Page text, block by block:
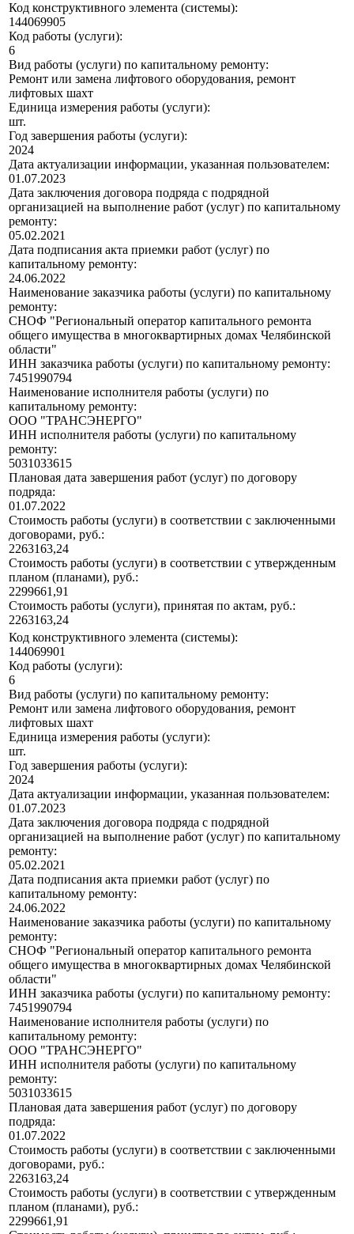
Код конструктивного элемента (системы):
144069905
Код работы (услуги):
6
Вид работы (услуги) по капитальному ремонту:
Ремонт или замена лифтового оборудования, ремонт
лифтовых шахт
Единица измерения работы (услуги):
шт.
Год завершения работы (услуги):
2024
Дата актуализации информации, указанная пользователем:
01.07.2023
Дата заключения договора подряда с подрядной
организацией на выполнение работ (услуг) по капитальному
ремонту:
05.02.2021
Дата подписания акта приемки работ (услуг) по
капитальному ремонту:
24.06.2022
Наименование заказчика работы (услуги) по капитальному
ремонту:
СНОФ "Региональный оператор капитального ремонта
общего имущества в многоквартирных домах Челябинской
области"
ИНН заказчика работы (услуги) по капитальному ремонту:
7451990794
Наименование исполнителя работы (услуги) по
капитальному ремонту:
ООО "ТРАНСЭНЕРГО"
ИНН исполнителя работы (услуги) по капитальному
ремонту:
5031033615
Плановая дата завершения работ (услуг) по договору
подряда:
01.07.2022
Стоимость работы (услуги) в соответствии с заключенными
договорами, руб.:
2263163,24
Стоимость работы (услуги) в соответствии с утвержденным
планом (планами), руб.:
2299661,91
Стоимость работы (услуги), принятая по актам, руб.:
2263163,24
Код конструктивного элемента (системы):
144069901
Код работы (услуги):
6
Вид работы (услуги) по капитальному ремонту:
Ремонт или замена лифтового оборудования, ремонт
лифтовых шахт
Единица измерения работы (услуги):
шт.
Год завершения работы (услуги):
2024
Дата актуализации информации, указанная пользователем:
01.07.2023
Дата заключения договора подряда с подрядной
организацией на выполнение работ (услуг) по капитальному
ремонту:
05.02.2021
Дата подписания акта приемки работ (услуг) по
капитальному ремонту:
24.06.2022
Наименование заказчика работы (услуги) по капитальному
ремонту:
СНОФ "Региональный оператор капитального ремонта
общего имущества в многоквартирных домах Челябинской
области"
ИНН заказчика работы (услуги) по капитальному ремонту:
7451990794
Наименование исполнителя работы (услуги) по
капитальному ремонту:
ООО "ТРАНСЭНЕРГО"
ИНН исполнителя работы (услуги) по капитальному
ремонту:
5031033615
Плановая дата завершения работ (услуг) по договору
подряда:
01.07.2022
Стоимость работы (услуги) в соответствии с заключенными
договорами, руб.:
2263163,24
Стоимость работы (услуги) в соответствии с утвержденным
планом (планами), руб.:
2299661,91